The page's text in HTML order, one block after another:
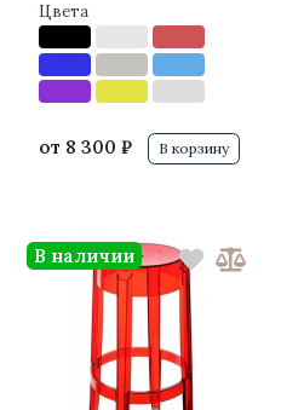
Цвета
от 8 300 ₽ В корзину
В наличии